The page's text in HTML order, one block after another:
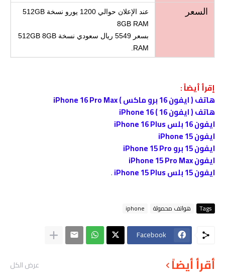
السعر
عند الإعلان حوالي 1200 يورو نسخة 512GB
8GB RAM
بسعر 5549 ريال سعودي نسخة 512GB 8GB
RAM.
إقرأ أيضاً :
هاتف( ايفون 16 برو ماكس ) iPhone 16 Pro Max
هاتف ( ايفون 16 ) iPhone 16
ايفون 16 بلس iPhone 16 Plus
ايفون iPhone 15
ايفون 15 برو iPhone 15 Pro
ايفون iPhone 15 Pro Max
ايفون 15 بلس iPhone 15 Plus
.
Tags هواتف محمولة iphone
Facebook
أقرأ أيضاً عرض الكل